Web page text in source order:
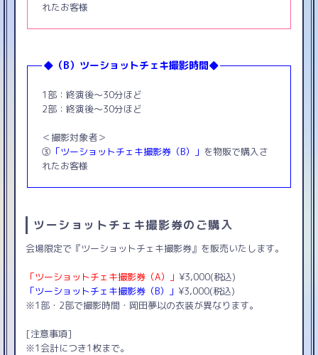
れたお客様
◆（B）ツーショットチェキ撮影時間◆
1部：終演後〜30分ほど
2部：終演後〜30分ほど
＜撮影対象者＞
③ 「ツーショットチェキ撮影券（B）」 を物販で購入さ
れたお客様
ツーショットチェキ撮影券のご購入
会場限定で『ツーショットチェキ撮影券』を販売いたします。
「ツーショットチェキ撮影券（A）」 ¥3,000(税込)
「ツーショットチェキ撮影券（B）」 ¥3,000(税込)
※1部・2部で撮影時間・岡田夢以の衣装が異なります。
[注意事項]
※1会計につき1枚まで。